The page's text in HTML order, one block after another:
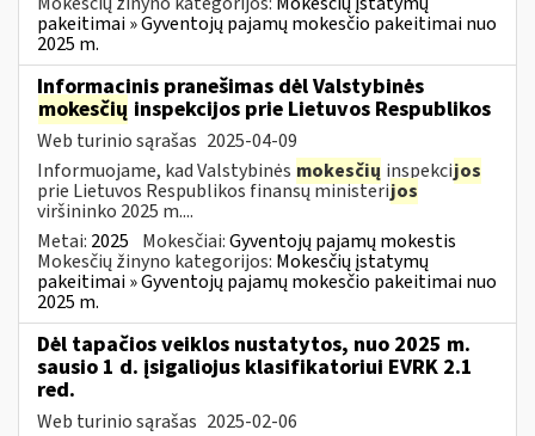
pakeitimai » Gyventojų pajamų mokesčio pakeitimai nuo
2025 m.
Informacinis pranešimas dėl Valstybinės
mokesčių inspekcijos prie Lietuvos Respublikos
Web turinio sąrašas 2025-04-09
Informuojame, kad Valstybinės mokesčių inspekcijos
prie Lietuvos Respublikos finansų ministerijos
viršininko 2025 m....
Metai: 2025 Mokesčiai:Gyventojų pajamų mokestis
Mokesčių žinyno kategorijos: Mokesčių įstatymų
pakeitimai » Gyventojų pajamų mokesčio pakeitimai nuo
2025 m.
Dėl tapačios veiklos nustatytos, nuo 2025 m.
sausio 1 d. įsigaliojus klasifikatoriui EVRK 2.1
red.
Web turinio sąrašas 2025-02-06